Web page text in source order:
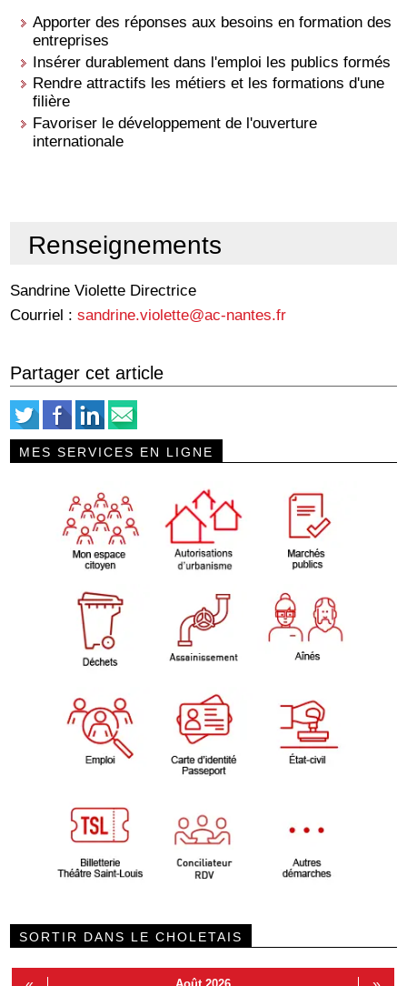
Apporter des réponses aux besoins en formation des
entreprises
Insérer durablement dans l'emploi les publics formés
Rendre attractifs les métiers et les formations d'une
filière
Favoriser le développement de l'ouverture
internationale
Renseignements
Sandrine Violette Directrice
Courriel :sandrine.violette@ac-nantes.fr
Partager cet article
MES SERVICES EN LIGNE
SORTIR DANS LE CHOLETAIS